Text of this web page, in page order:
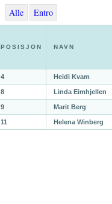
Alle Entro
POSISJON NAVN
4 Heidi Kvam
8 Linda Eimhjellen
9 Marit Berg
11 Helena Winberg